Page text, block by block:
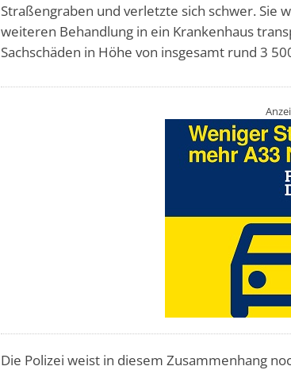
Straßengraben und verletzte sich schwer. Sie
weiteren Behandlung in ein Krankenhaus
Sachschäden in Höhe von insgesamt rund 3
Die Polizei weist in diesem Zusammenhang